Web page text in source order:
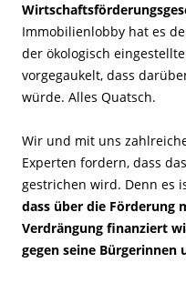
Immobilienlobby hat es
der ökologisch
vorgegaukelt, dass
würde. Alles Quatsch.
Wir und mit uns
Experten fordern, dass
gestrichen wird. Denn es
dass über die Förderung
Verdrängung finanziert
gegen seine Bürgerinnen